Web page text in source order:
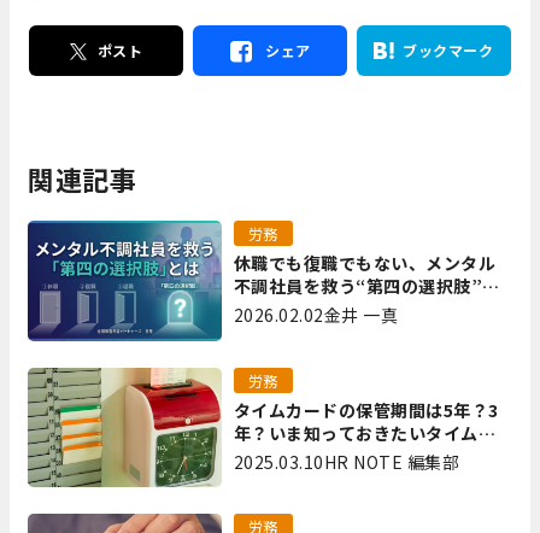
ポスト シェア ブックマーク
関連記事
休職でも復職でもない、メンタル
不調社員を救う“第四の選択肢”と
は｜全国障害年金パートナーズ 宮
労務
2026.02.02金井 一真
タイムカードの保管期間は5年？3
年？いま知っておきたいタイムカ
ード保管方法
労務
2025.03.10HR NOTE 編集部
労務